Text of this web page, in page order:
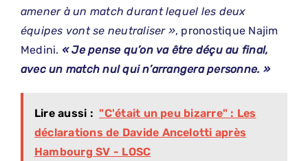
amener à un match durant lequel les deux
équipes vont se neutraliser », pronostique Najim
Medini. « Je pense qu’on va être déçu au final,
avec un match nul qui n’arrangera personne. »
Lire aussi : "C'était un peu bizarre" : Les
déclarations de Davide Ancelotti après
Hambourg SV - LOSC